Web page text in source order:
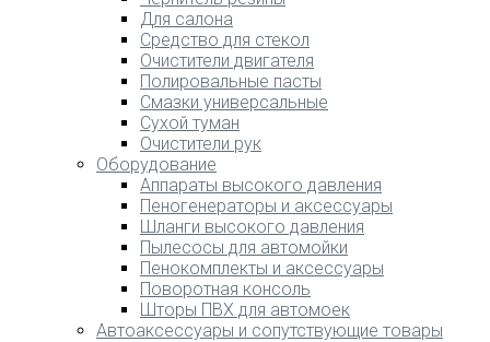
Для салона
Средство для стекол
Очистители двигателя
Полировальные пасты
Смазки универсальные
Сухой туман
Очистители рук
Оборудование
Аппараты высокого давления
Пеногенераторы и аксессуары
Шланги высокого давления
Пылесосы для автомойки
Пенокомплекты и аксессуары
Поворотная консоль
Шторы ПВХ для автомоек
Автоаксессуары и сопутствующие товары